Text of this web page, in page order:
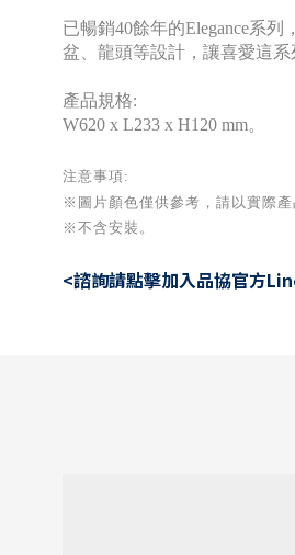
已暢銷40餘年的Elegance系
盆、龍頭等設計，讓喜愛這
產品規格:
W620 x L233 x H120 mm。
注意事項:
※圖片顏色僅供參考 ，請以實際
※不含安裝。
<諮詢請點擊加入品協官方